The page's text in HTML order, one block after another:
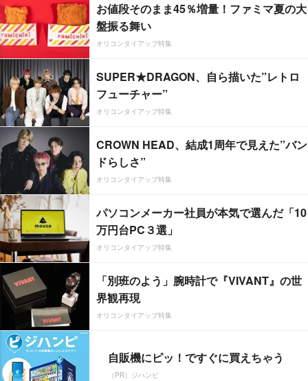
お値段そのまま45％増量！ファミマ夏の大
盤振る舞い
オリコンタイアップ特集
SUPER★DRAGON、自ら描いた”レトロ
フューチャー”
オリコンタイアップ特集
CROWN HEAD、結成1周年で見えた”バン
ドらしさ”
オリコンタイアップ特集
パソコンメーカー社員が本気で選んだ「10
万円台PC３選」
オリコンタイアップ特集
「別班のよう」腕時計で『VIVANT』の世
界観再現
オリコンタイアップ特集
自販機にピッ！ですぐに買えちゃう
（PR）ジハンピ